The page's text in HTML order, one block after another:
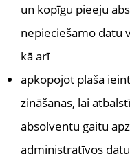
un kopīgu pieeju
nepieciešamo datu
kā arī
apkopojot plaša
zināšanas, lai
absolventu gaitu
administratīvos